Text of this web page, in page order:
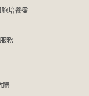
培養盤
務
體